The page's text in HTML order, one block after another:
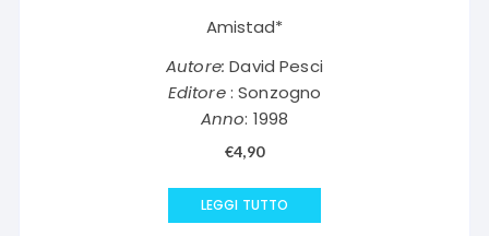
Amistad*
Autore: David Pesci
Editore: Sonzogno
Anno: 1998
€4,90
LEGGI TUTTO